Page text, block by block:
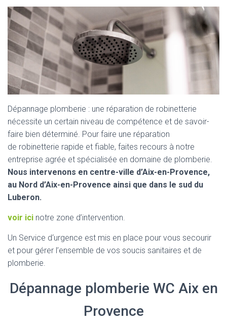
I
O
N
Dépannage plomberie : une réparation de robinetterie
nécessite un certain niveau de compétence et de savoir-
faire bien déterminé. Pour faire une réparation
de robinetterie rapide et fiable, faites recours à notre
entreprise agrée et spécialisée en domaine de plomberie.
Nous intervenons en centre-ville d’Aix-en-Provence,
au Nord d’Aix-en-Provence ainsi que dans le sud du
Luberon.
voir ici notre zone d’intervention.
Un Service d‘urgence est mis en place pour vous secourir
et pour gérer l’ensemble de vos soucis sanitaires et de
plomberie.
Dépannage plomberie WC Aix en
Provence